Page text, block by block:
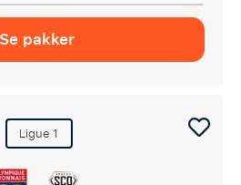
Se pakker
Ligue 1